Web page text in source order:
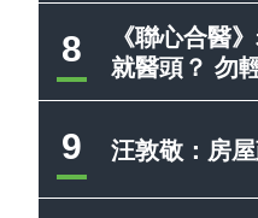
8
《聯心合醫
就醫頭？ 勿
9 汪敦敬：房